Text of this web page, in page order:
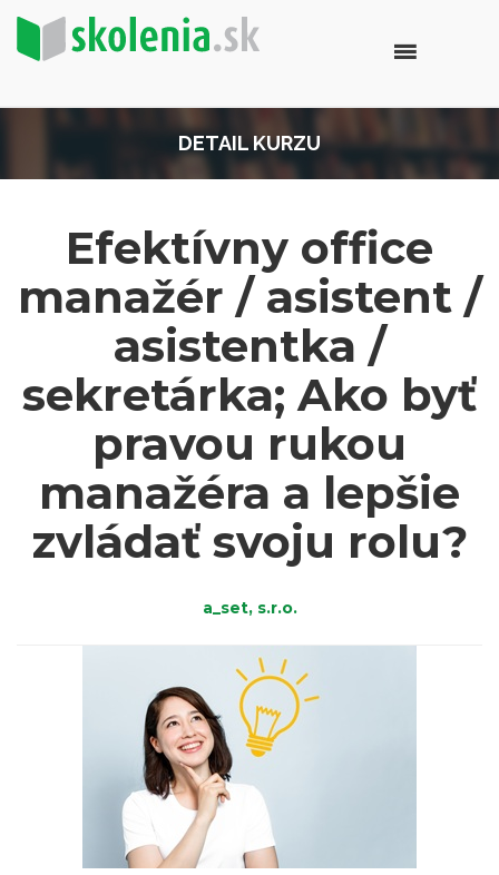
DETAIL KURZU
Efektívny office
manažér / asistent /
asistentka /
sekretárka; Ako byť
pravou rukou
manažéra a lepšie
zvládať svoju rolu?
a_set, s.r.o.